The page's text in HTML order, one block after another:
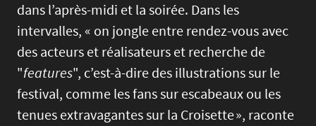
dans l’après-midi et la soirée. Dans les
intervalles, « on jongle entre rendez-vous avec
des acteurs et réalisateurs et recherche de
"features", c’est-à-dire des illustrations sur le
festival, comme les fans sur escabeaux ou les
tenues extravagantes sur la Croisette », raconte